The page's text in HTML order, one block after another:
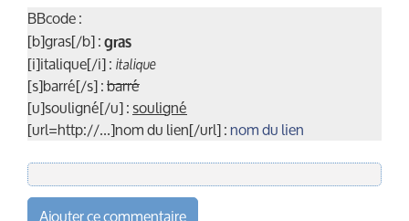
BBcode :
[b]gras[/b] :gras
[i]italique[/i] : italique
[s]barré[/s] :barré
[u]souligné[/u] :souligné
[url=http://...]nom du lien[/url] :nom du lien